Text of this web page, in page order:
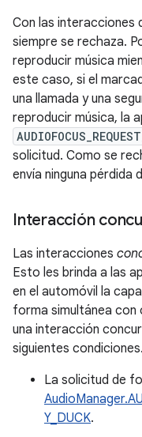
Con las interacciones
siempre se rechaza.
reproducir música
este caso, si el
una llamada y una
reproducir música, la
solicitud. Como se
envía ninguna
Interacción
Las interacciones
Esto les brinda a las
en el automóvil la
forma simultánea con
una interacción
siguientes
La solicitud de
Y_DUCK.